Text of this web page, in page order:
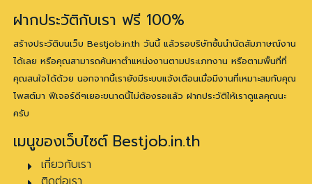
ฝากประวัติกับเรา ฟรี 100%
สร้างประวัติบนเว็บ Bestjob.in.th วันนี้ แล้วรอบริษัทชั้นนำนัดสัมภาษณ์งาน
ได้เลย หรือคุณสามารถค้นหาตำแหน่งงานตามประเภทงาน หรือตามพื้นที่ที่
คุณสนใจได้ด้วย นอกจากนี้เรายังมีระบบแจ้งเตือนเมื่อมีงานที่เหมาะสมกับคุณ
โพสต์มา ฟีเจอร์ดีๆเยอะขนาดนี้ไม่ต้องรอแล้ว ฝากประวัติให้เราดูแลคุณนะ
ครับ
เมนูของเว็บไซต์ Bestjob.in.th
เกี่ยวกับเรา